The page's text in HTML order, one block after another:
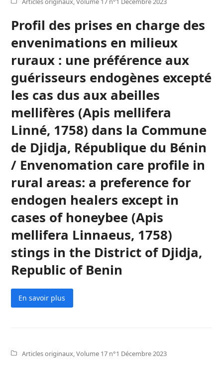
Profil des prises en charge des
envenimations en milieux
ruraux : une préférence aux
guérisseurs endogènes excepté
les cas dus aux abeilles
mellifères (Apis mellifera
Linné, 1758) dans la Commune
de Djidja, République du Bénin
/ Envenomation care profile in
rural areas: a preference for
endogen healers except in
cases of honeybee (Apis
mellifera Linnaeus, 1758)
stings in the District of Djidja,
Republic of Benin
En savoir plus
Articles originaux,Volume 17 n°1 Décembre 2023